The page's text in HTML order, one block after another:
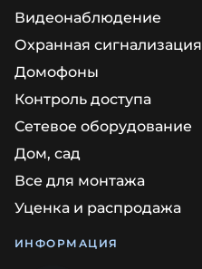
Видеонаблюдение
Охранная сигнализация
Домофоны
Контроль доступа
Сетевое оборудование
Дом, сад
Все для монтажа
Уценка и распродажа
ИНФОРМАЦИЯ